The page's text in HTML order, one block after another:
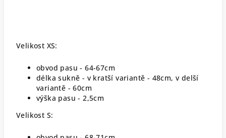
Velikost XS:
obvod pasu - 64-67cm
délka sukně - v kratší variantě - 48cm, v delší
variantě - 60cm
výška pasu - 2,5cm
Velikost S: